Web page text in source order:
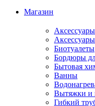
Магазин
Биотуалеты
Бордюры
Бытовая
Ванны
Вытяжки и
Гибкий